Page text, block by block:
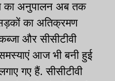
अनुपालन अब तक
का अतिक्रमण
और सीसीटीवी
आज भी बनी हुई
गए हैं. सीसीटीवी